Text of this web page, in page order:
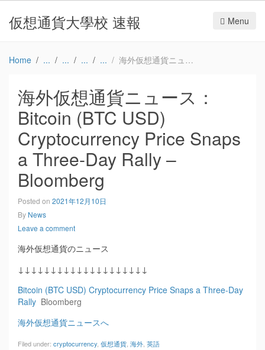
仮想通貨大學校 速報 Menu
Home 海外仮想通貨ニュース：Bitcoin (BTC USD) Cryptocurrency Price Snaps a Three-Day Rally – Bloomberg
海外仮想通貨ニュース：
Bitcoin (BTC USD)
Cryptocurrency Price Snaps
a Three-Day Rally –
Bloomberg
Posted on 2021年12月10日
By News
Leave a comment
海外仮想通貨のニュース
↓↓↓↓↓↓↓↓↓↓↓↓↓↓↓↓↓↓↓↓
Bitcoin (BTC USD) Cryptocurrency Price Snaps a Three-Day
Rally Bloomberg
海外仮想通貨ニュースへ
Filed under: cryptocurrency 仮想通貨 海外 英語